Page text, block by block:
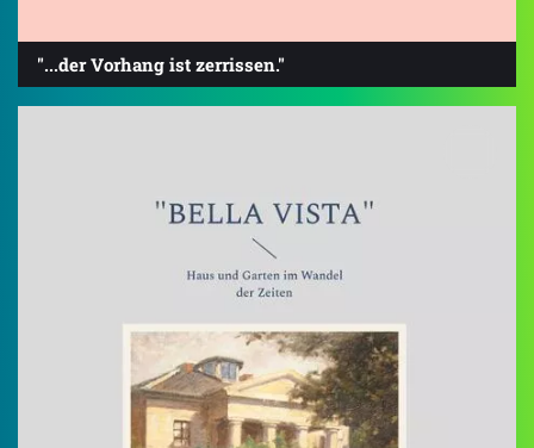
"...der Vorhang ist zerrissen."